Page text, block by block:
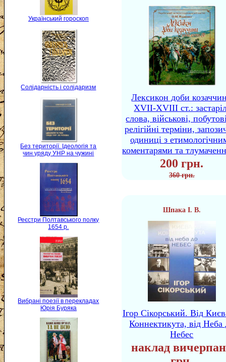
Український гороскоп
Солідарність і солідаризм
Без території. Ідеологія та
чин уряду УНР на чужині
Реєстри Полтавського полку
1654 р.
Вибрані поезії в перекладах
Юрія Буряка
Лексикон доби
XVII-XVIII ст.:
слова, військові,
релігійні терміни,
одиниці з
коментарями та
200 грн.
360 грн.
Шпака І. В.
Ігор Сікорський. Від
Коннектикута, від Неба
Небес
наклад